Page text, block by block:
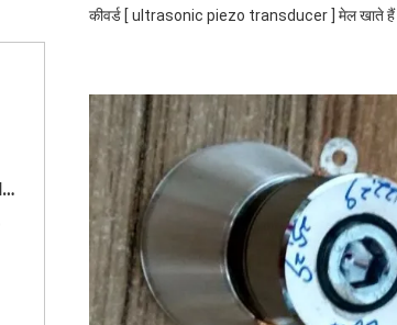
Piezoelectric अल्ट्रासोनिक Transducer
कीवर्ड [ ultrasonic piezo transducer ] मेल खाते हैं